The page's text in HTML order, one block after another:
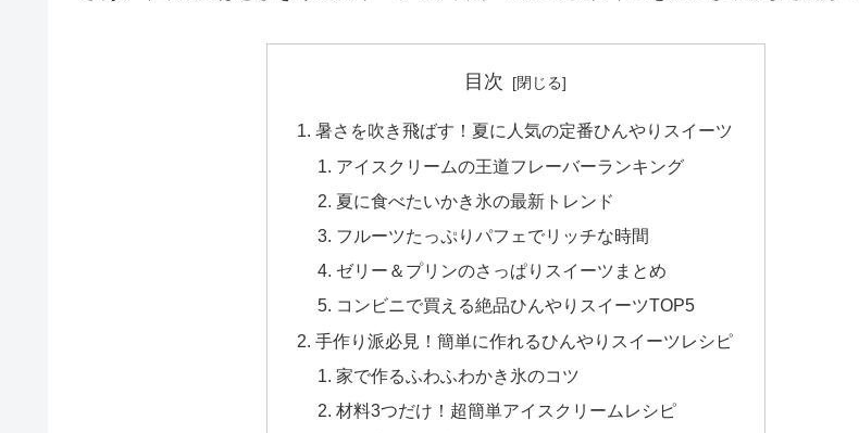
目次
暑さを吹き飛ばす！夏に人気の定番ひんやりスイーツ
アイスクリームの王道フレーバーランキング
夏に食べたいかき氷の最新トレンド
フルーツたっぷりパフェでリッチな時間
ゼリー＆プリンのさっぱりスイーツまとめ
コンビニで買える絶品ひんやりスイーツTOP5
手作り派必見！簡単に作れるひんやりスイーツレシピ
家で作るふわふわかき氷のコツ
材料3つだけ！超簡単アイスクリームレシピ